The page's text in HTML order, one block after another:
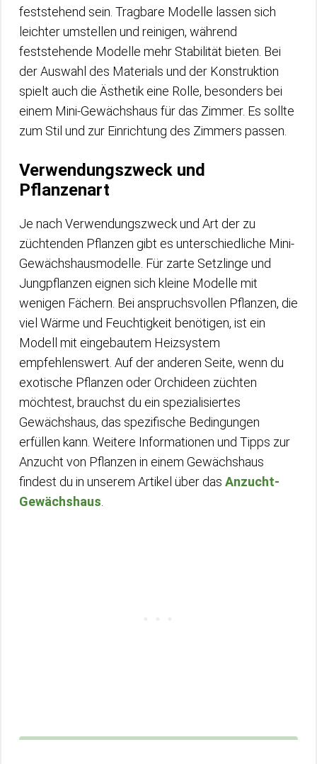
feststehend sein. Tragbare Modelle lassen sich
leichter umstellen und reinigen, während
feststehende Modelle mehr Stabilität bieten. Bei
der Auswahl des Materials und der Konstruktion
spielt auch die Ästhetik eine Rolle, besonders bei
einem Mini-Gewächshaus für das Zimmer. Es sollte
zum Stil und zur Einrichtung des Zimmers passen.
Verwendungszweck und
Pflanzenart
Je nach Verwendungszweck und Art der zu
züchtenden Pflanzen gibt es unterschiedliche Mini-
Gewächshausmodelle. Für zarte Setzlinge und
Jungpflanzen eignen sich kleine Modelle mit
wenigen Fächern. Bei anspruchsvollen Pflanzen, die
viel Wärme und Feuchtigkeit benötigen, ist ein
Modell mit eingebautem Heizsystem
empfehlenswert. Auf der anderen Seite, wenn du
exotische Pflanzen oder Orchideen züchten
möchtest, brauchst du ein spezialisiertes
Gewächshaus, das spezifische Bedingungen
erfüllen kann. Weitere Informationen und Tipps zur
Anzucht von Pflanzen in einem Gewächshaus
findest du in unserem Artikel über das Anzucht-
Gewächshaus